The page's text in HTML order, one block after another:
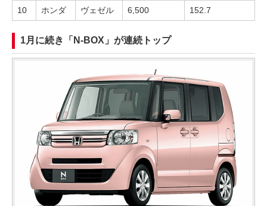
10 ホンダ ヴェゼル 6,500 152.7
1月に続き「N-BOX」が連続トップ